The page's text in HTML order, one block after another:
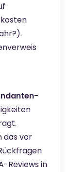
das vor
Reviews in